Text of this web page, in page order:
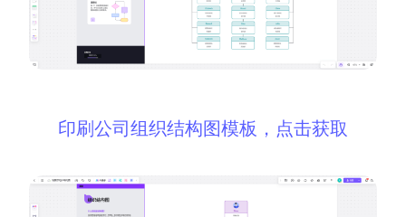
印刷公司组织结构图模板，点击获取